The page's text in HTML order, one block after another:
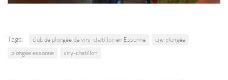
Tags: club de plongée de viry-chatillon en Essonne
cnv plongée
plongée essonne
viry-chatillon